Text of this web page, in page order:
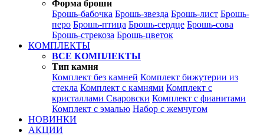
Форма броши
Брошь-бабочка Брошь-звезда Брошь-лист Брошь-
перо Брошь-птица Брошь-сердце Брошь-сова
Брошь-стрекоза Брошь-цветок
КОМПЛЕКТЫ
ВСЕ КОМПЛЕКТЫ
Тип камня
Комплект без камней Комплект бижутерии из
стекла Комплект с камнями Комплект с
кристаллами Сваровски Комплект с фианитами
Комплект с эмалью Набор с жемчугом
НОВИНКИ
АКЦИИ